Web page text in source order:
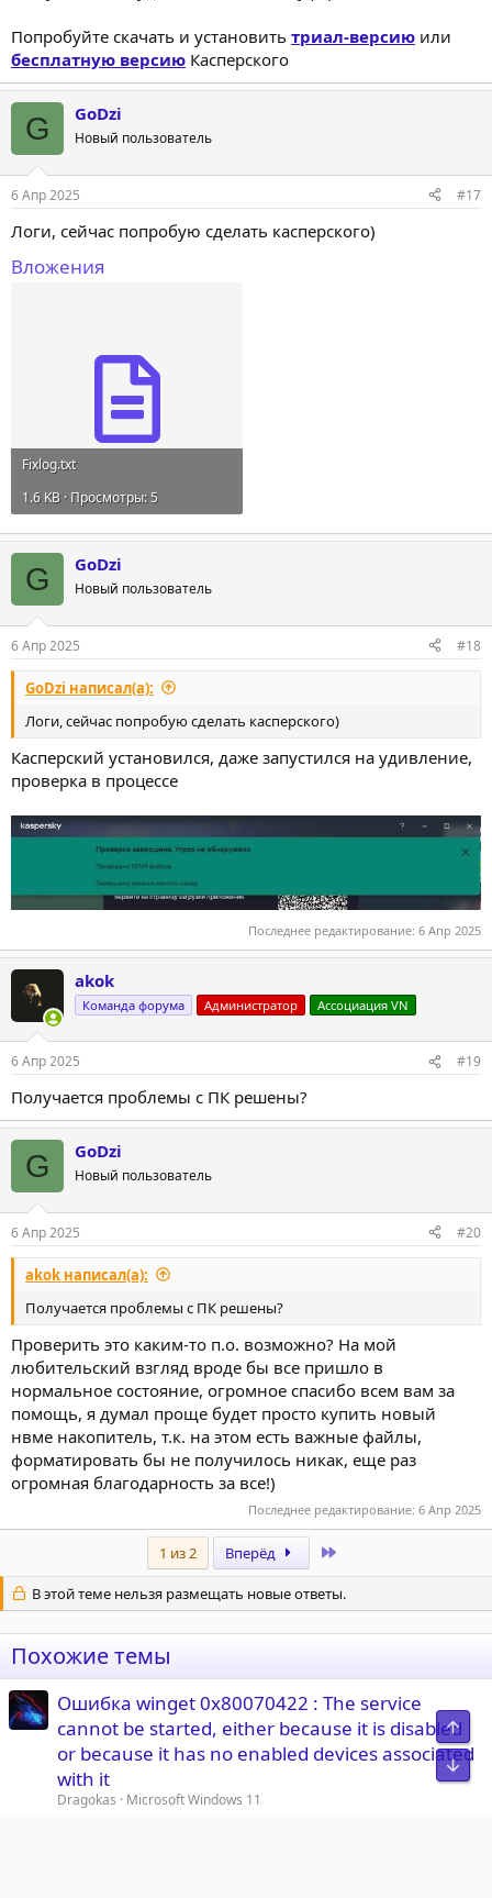
Попробуйте скачать и установить триал-версию или
бесплатную версию Касперского
G GoDzi
Новый пользователь
6 Апр 2025 #17
Логи, сейчас попробую сделать касперского)
Вложения
Fixlog.txt
1.6 KB · Просмотры: 5
G GoDzi
Новый пользователь
6 Апр 2025 #18
GoDzi написал(а):
Логи, сейчас попробую сделать касперского)
Касперский установился, даже запустился на удивление,
проверка в процессе
Последнее редактирование: 6 Апр 2025
akok
Команда форума Администратор Ассоциация VN
6 Апр 2025 #19
Получается проблемы с ПК решены?
G GoDzi
Новый пользователь
6 Апр 2025 #20
akok написал(а):
Получается проблемы с ПК решены?
Проверить это каким-то п.о. возможно? На мой
любительский взгляд вроде бы все пришло в
нормальное состояние, огромное спасибо всем вам за
помощь, я думал проще будет просто купить новый
нвме накопитель, т.к. на этом есть важные файлы,
форматировать бы не получилось никак, еще раз
огромная благодарность за все!)
Последнее редактирование: 6 Апр 2025
1 из 2 Вперёд
В этой теме нельзя размещать новые ответы.
Похожие темы
Ошибка winget 0x80070422 : The service
cannot be started, either because it is disabled
or because it has no enabled devices associated
with it
Dragokas
Microsoft Windows 11